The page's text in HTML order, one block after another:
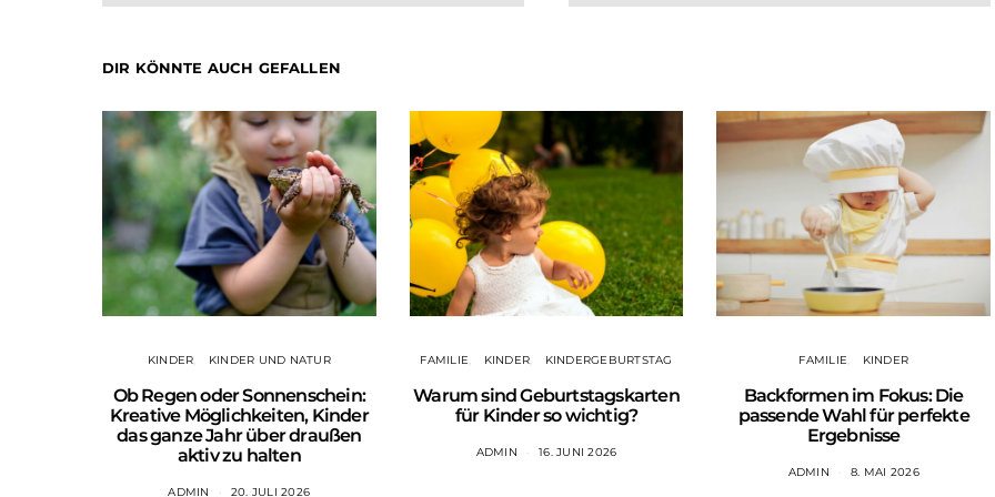
DIR KÖNNTE AUCH GEFALLEN
KINDER KINDER UND NATUR
Ob Regen oder Sonnenschein:
Kreative Möglichkeiten, Kinder
das ganze Jahr über draußen
aktiv zu halten
ADMIN 20. JULI 2026
FAMILIE KINDER KINDERGEBURTSTAG
Warum sind Geburtstagskarten
für Kinder so wichtig?
ADMIN 16. JUNI 2026
FAMILIE KINDER
Backformen im Fokus: Die
passende Wahl für perfekte
Ergebnisse
ADMIN 8. MAI 2026